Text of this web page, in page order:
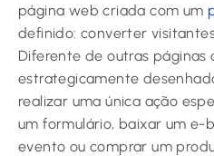
página web criada com um
definido: converter
Diferente de outras páginas
estrategicamente
realizar uma única ação
um formulário, baixar um e-
evento ou comprar um